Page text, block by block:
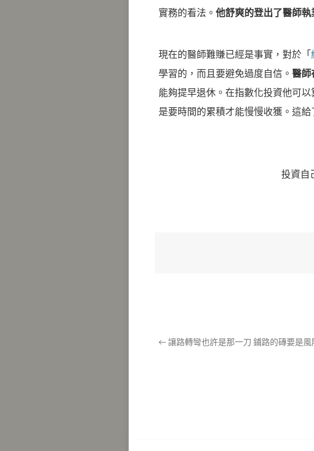
實務的看法。 他舒爽的登出了醫師執
現在的醫師難賺已經是事實，對於「
學習的，而且要避免過度自信。 醫師
能夠提早退休。在指數化投資他可
是要時間的累積才能慢慢收獲。這給
投資自
← 讓路轉彎也許是那一刀 鋪路的磚要是風